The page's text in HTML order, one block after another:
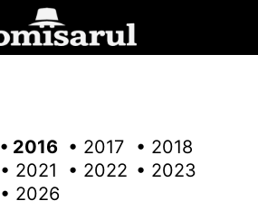
• 2016 • 2017
• 2018
• 2021 • 2022 • 2023
• 2026